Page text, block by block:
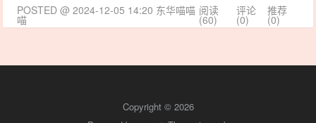
POSTED @ 2024-12-05 14:20 东华喵喵
喵
阅读
(60)
评论
(0)
推荐
(0)
Copyright © 2026